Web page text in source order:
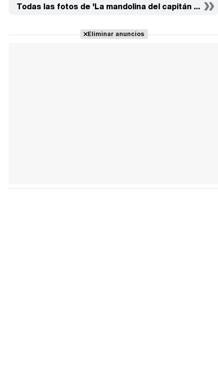
Todas las fotos de 'La mandolina del capitán
Eliminar anuncios